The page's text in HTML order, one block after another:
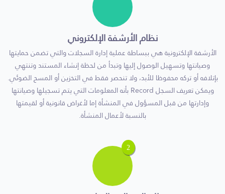
نظام الأرشفة الإلكتروني
الأرشفة الإلكترونية هي ببساطة عملية إدارة السجلات والتي تضمن حمايتها
وصيانتها وتسهيل الوصول إليها وتبدأ من لحظة إنشاء المستند وتنتهي
بإتلافه أو تركه محفوظا للأبد، ولا تنحصر فقط في التخزين أو المسح الضوئي.
ويمكن تعريف السجل Record بأنه المعلومات التي يتم تسجيلها وصيانتها
وإدارتها من قبل المسؤول في المنشأة إما لأغراض قانونية أو لقيمتها
بالنسبة لأعمال المنشأة.
2